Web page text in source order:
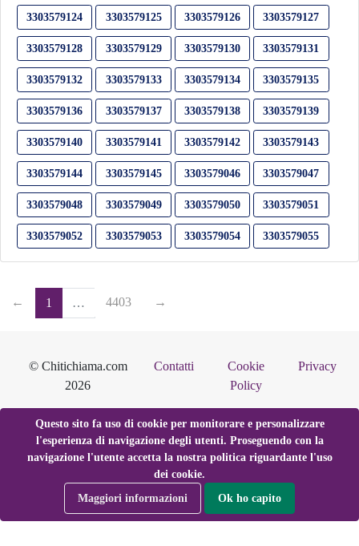
3303579124 3303579125 3303579126 3303579127
3303579128 3303579129 3303579130 3303579131
3303579132 3303579133 3303579134 3303579135
3303579136 3303579137 3303579138 3303579139
3303579140 3303579141 3303579142 3303579143
3303579144 3303579145 3303579046 3303579047
3303579048 3303579049 3303579050 3303579051
3303579052 3303579053 3303579054 3303579055
← 1 … 4403 →
© Chitichiama.com
2026
Contatti
Cookie
Policy
Privacy
Questo sito fa uso di cookie per monitorare e personalizzare
l'esperienza di navigazione degli utenti. Proseguendo con la
navigazione l'utente accetta la nostra politica riguardante l'uso
dei cookie.
Maggiori informazioni
Ok ho capito